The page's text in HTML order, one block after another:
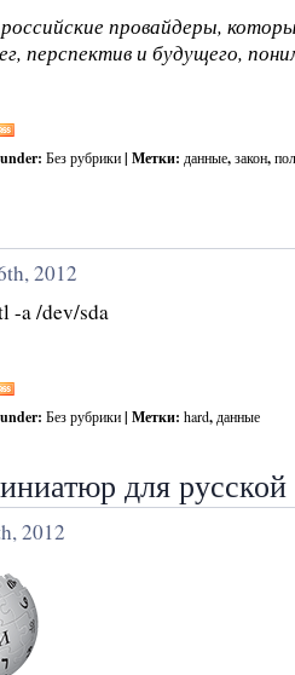
провайдеры,
перспектив и будущего,
Без рубрики| Метки: данные,закон,
2012
-a /dev/sda
Без рубрики| Метки: hard, данные
для
2012